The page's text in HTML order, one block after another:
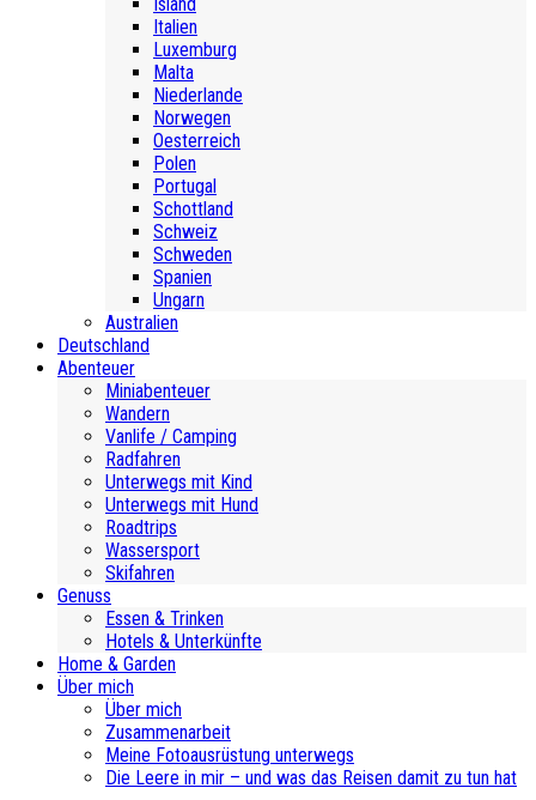
Italien
Luxemburg
Malta
Niederlande
Norwegen
Oesterreich
Polen
Portugal
Schottland
Schweiz
Schweden
Spanien
Ungarn
Australien
Deutschland
Abenteuer
Miniabenteuer
Wandern
Vanlife / Camping
Radfahren
Unterwegs mit Kind
Unterwegs mit Hund
Roadtrips
Wassersport
Skifahren
Genuss
Essen & Trinken
Hotels & Unterkünfte
Home & Garden
Über mich
Über mich
Zusammenarbeit
Meine Fotoausrüstung unterwegs
Die Leere in mir – und was das Reisen damit zu tun hat